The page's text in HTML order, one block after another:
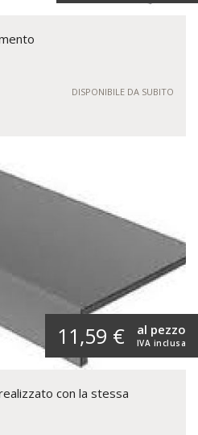
DISPONIBILE DA SUBITO
11,59 € IVA inclusa
al pezzo
con la stessa